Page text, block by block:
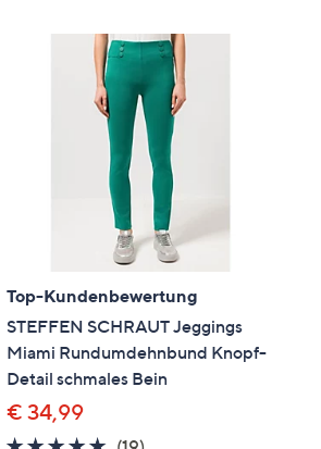
Top-Kundenbewertung
STEFFEN SCHRAUT Jeggings
Miami Rundumdehnbund Knopf-
Detail schmales Bein
€ 34,99